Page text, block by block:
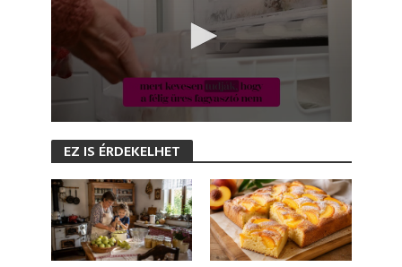
s
o
n
d
s
o
f
EZ IS ÉRDEKELHET